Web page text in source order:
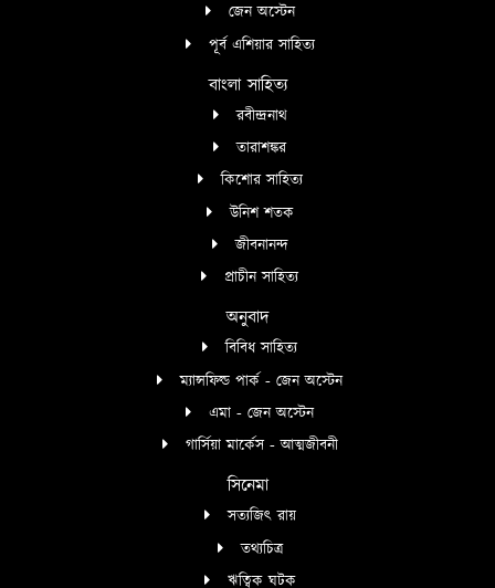
জেন অস্টেন
পূর্ব এশিয়ার সাহিত্য
বাংলা সাহিত্য
রবীন্দ্রনাথ
তারাশঙ্কর
কিশোর সাহিত্য
উনিশ শতক
জীবনানন্দ
প্রাচীন সাহিত্য
অনুবাদ
বিবিধ সাহিত্য
ম্যান্সফিল্ড পার্ক - জেন অস্টেন
এমা - জেন অস্টেন
গার্সিয়া মার্কেস - আত্মজীবনী
সিনেমা
সত্যজিৎ রায়
তথ্যচিত্র
ঋত্বিক ঘটক